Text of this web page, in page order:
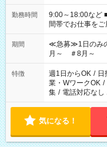
勤務時間
9:00～18:00など ■希望
間帯でお仕事を
17:00～22:00
期間
≪急募≫1日のみ
月～ ＃8月～
特徴 週1日からOK / 日
業・WワークOK /
集 / 電話対応なし
気になる！